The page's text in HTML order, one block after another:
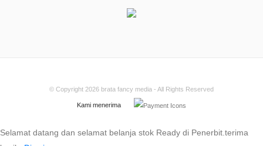
Kami menerima
© Copyright 2026 brata fancy media - All Rights Reserved
Selamat datang dan selamat belanja stok Ready di Penerbit.terima